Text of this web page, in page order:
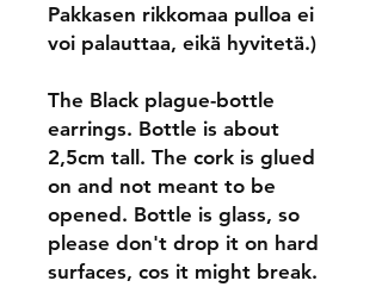
Pakkasen rikkomaa pulloa ei
voi palauttaa, eikä hyvitetä.)
The Black plague-bottle
earrings. Bottle is about
2,5cm tall. The cork is glued
on and not meant to be
opened. Bottle is glass, so
please don't drop it on hard
surfaces, cos it might break.